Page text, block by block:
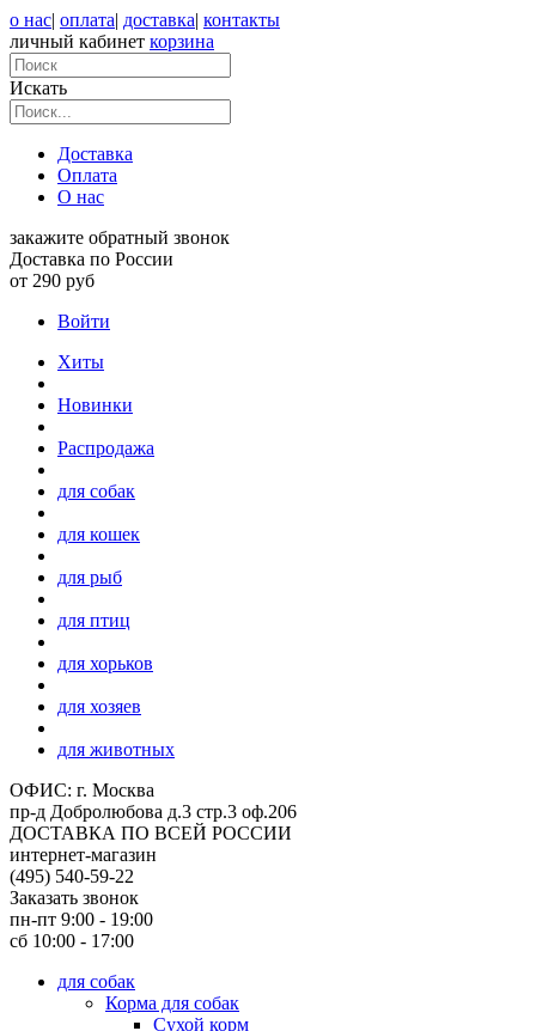
о нас| оплата| доставка| контакты
личный кабинет корзина
Искать
Доставка
Оплата
О нас
закажите обратный звонок
Доставка по России
от 290 руб
Войти
Хиты
Новинки
Распродажа
для собак
для кошек
для рыб
для птиц
для хорьков
для хозяев
для животных
ОФИС: г. Москва
пр-д Добролюбова д.3 стр.3 оф.206
ДОСТАВКА ПО ВСЕЙ РОССИИ
интернет-магазин
(495) 540-59-22
Заказать звонок
пн-пт 9:00 - 19:00
сб 10:00 - 17:00
для собак
Корма для собак
Сухой корм